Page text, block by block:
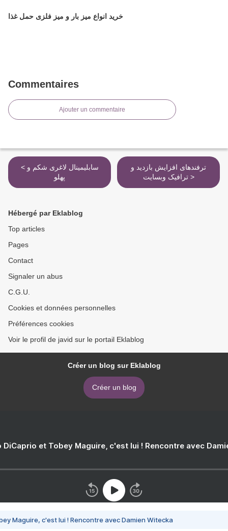
خرید انواع میز بار و میز فلزی حمل غذا
Commentaires
Ajouter un commentaire
< سابلیمینال لاغری شکم و
پهلو
ترفندهای افزایش بازدید و
ترافیک وبسایت >
Hébergé par Eklablog
Top articles
Pages
Contact
Signaler un abus
C.G.U.
Cookies et données personnelles
Préférences cookies
Voir le profil de javid sur le portail Eklablog
Créer un blog sur Eklablog
Créer un blog
DiCaprio et Tobey Maguire, c'est lui ! Rencontre avec
Maguire, c'est lui ! Rencontre avec Damien Witecka